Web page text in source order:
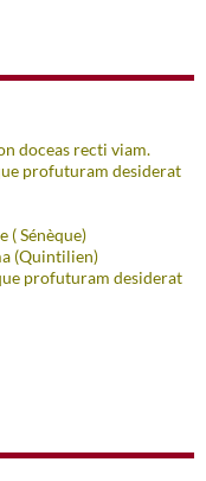
doceas recti viam.
profuturam desiderat
( Sénèque)
(Quintilien)
profuturam desiderat